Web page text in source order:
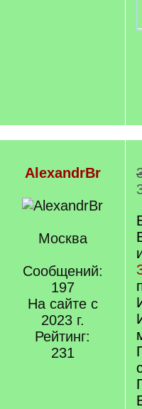
AlexandrBr
Москва
Сообщений:
197
На сайте с
2023 г.
Рейтинг:
231